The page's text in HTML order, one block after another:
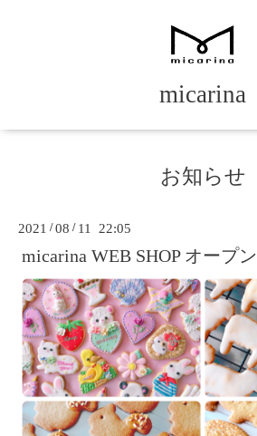
micarina
お知らせ
2021 /08 / 11 22:05
micarina WEB SHOP オープン